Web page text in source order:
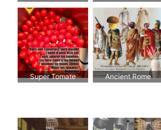
Mon Gin
Super Tomate
Ancient Rome